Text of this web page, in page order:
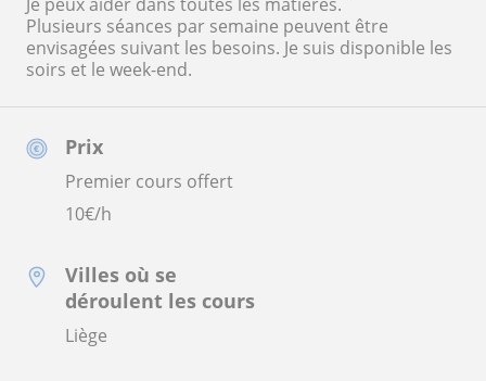
Prix
Premier cours offert
10€/h
Villes où se
déroulent les cours
Liège
Plusieurs séances par semaine peuvent être
envisagées suivant les besoins. Je suis disponible les
soirs et le week-end.